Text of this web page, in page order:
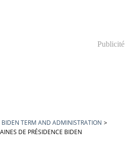
Publicité
BIDEN TERM AND ADMINISTRATION >
DE PRÉSIDENCE BIDEN